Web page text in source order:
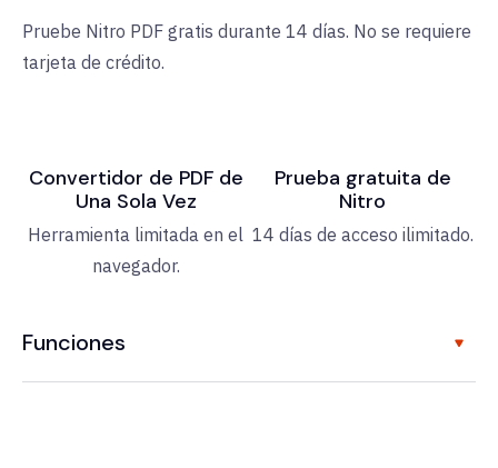
Pruebe Nitro PDF gratis durante 14 días. No se requiere
tarjeta de crédito.
Convertidor de PDF de
Una Sola Vez
Herramienta limitada en el
navegador.
Prueba gratuita de
Nitro
14 días de acceso ilimitado.
Funciones